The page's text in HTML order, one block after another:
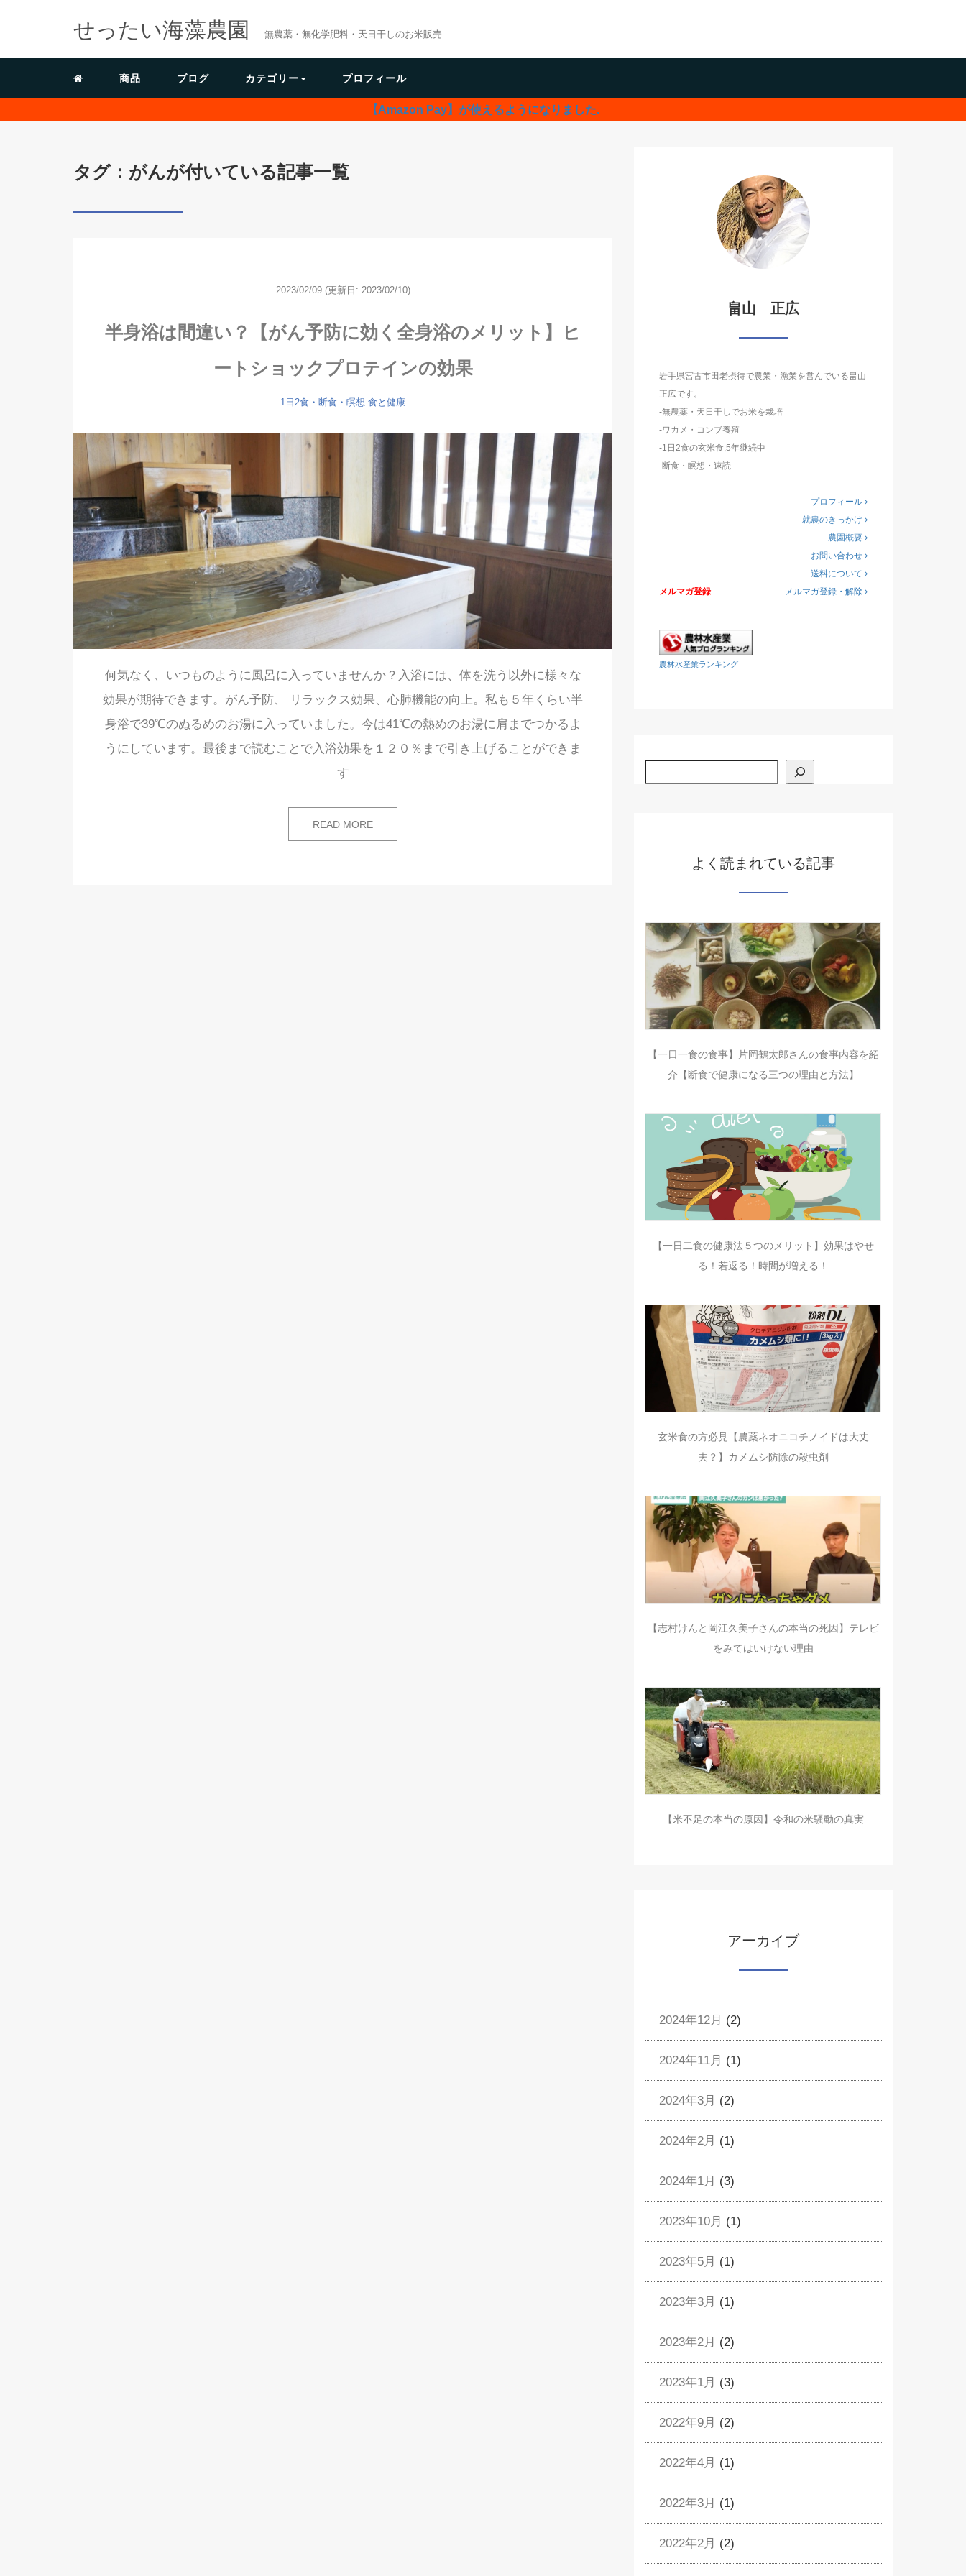
せったい海藻農園 無農薬・無化学肥料・天日干しのお米販売
商品 ブログ カテゴリー プロフィール
【Amazon Pay】が使えるようになりました.
タグ：がんが付いている記事一覧
2023/02/09 (更新日: 2023/02/10)
半身浴は間違い？【がん予防に効く全身浴のメリット】ヒ
ートショックプロテインの効果
1日2食・断食・瞑想 食と健康
何気なく、いつものように風呂に入っていませんか？入浴には、体を洗う以外に様々な
効果が期待できます。がん予防、 リラックス効果、心肺機能の向上。私も５年くらい半
身浴で39℃のぬるめのお湯に入っていました。今は41℃の熱めのお湯に肩までつかるよ
うにしています。最後まで読むことで入浴効果を１２０％まで引き上げることができま
す
READ MORE
畠山 正広
岩手県宮古市田老摂待で農業・漁業を営んでいる畠山
正広です。
-無農薬・天日干しでお米を栽培
-ワカメ・コンブ養殖
-1日2食の玄米食,5年継続中
-断食・瞑想・速読
プロフィール
就農のきっかけ
農園概要
お問い合わせ
送料について
メルマガ登録
メルマガ登録・解除
農林水産業ランキング
よく読まれている記事
【一日一食の食事】片岡鶴太郎さんの食事内容を紹
介【断食で健康になる三つの理由と方法】
【一日二食の健康法５つのメリット】効果はやせ
る！若返る！時間が増える！
玄米食の方必見【農薬ネオニコチノイドは大丈
夫？】カメムシ防除の殺虫剤
【志村けんと岡江久美子さんの本当の死因】テレビ
をみてはいけない理由
【米不足の本当の原因】令和の米騒動の真実
アーカイブ
2024年12月 (2)
2024年11月 (1)
2024年3月 (2)
2024年2月 (1)
2024年1月 (3)
2023年10月 (1)
2023年5月 (1)
2023年3月 (1)
2023年2月 (2)
2023年1月 (3)
2022年9月 (2)
2022年4月 (1)
2022年3月 (1)
2022年2月 (2)